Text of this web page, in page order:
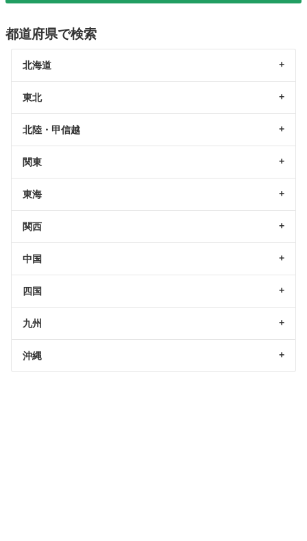
都道府県で検索
北海道
東北
北陸・甲信越
関東
東海
関西
中国
四国
九州
沖縄